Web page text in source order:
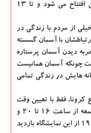
قوچ کانلو، جمعه (۳۱ اردیبهشت ماه) در گالری شیرین افتتاح می شود و تا ۱۳
از مردم با زندگی در
با آسمان گسسته
دیدن آسمان پرستاره
چونکه آسمان همانیست
هایش در زندگی تمامی
کرونا، فقط با تعیین وقت
قبلی امکان پذیر است. علاقه مندان می توانند روزهای جمعه از ساعت ۱۶ تا ۲۰ و
سایر روزهای هفته (به غیر از دوشنبه ها) از ساعت ۱۱ تا ۱۹ از این نمایشگاه بازدید